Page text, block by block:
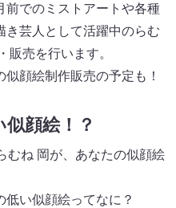
前でのミストアートや各種
き芸人として活躍中のらむ
販売を行います。
顔絵制作販売の予定も！
顔絵！？
ね 岡が、あなたの似顔絵
い似顔絵ってなに？